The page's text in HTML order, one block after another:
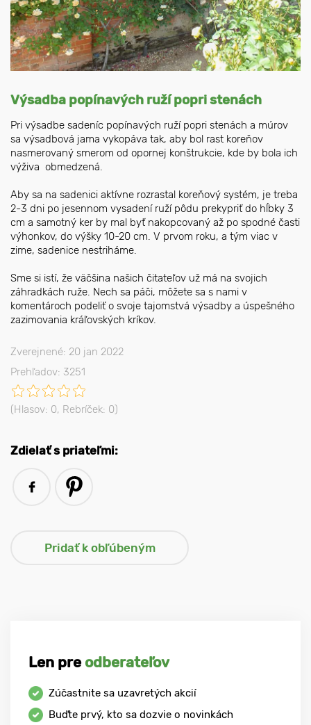
Výsadba popínavých ruží popri stenách
Pri výsadbe sadeníc popínavých ruží popri stenách a múrov
sa výsadbová jama vykopáva tak, aby bol rast koreňov
nasmerovaný smerom od opornej konštrukcie, kde by bola ich
výživa obmedzená.
Aby sa na sadenici aktívne rozrastal koreňový systém, je treba
2-3 dni po jesennom vysadení ruží pôdu prekypriť do hĺbky 3
cm a samotný ker by mal byť nakopcovaný až po spodné časti
výhonkov, do výšky 10-20 cm. V prvom roku, a tým viac v
zime, sadenice nestriháme.
Sme si istí, že väčšina našich čitateľov už má na svojich
záhradkách ruže. Nech sa páči, môžete sa s nami v
komentároch podeliť o svoje tajomstvá výsadby a úspešného
zazimovania kráľovských kríkov.
Zverejnené: 20 jan 2022
Prehľadov: 3251
(Hlasov: 0, Rebríček: 0)
Zdielať s priateľmi:
Len pre odberateľov
Zúčastnite sa uzavretých akcií
Buďte prvý, kto sa dozvie o novinkách